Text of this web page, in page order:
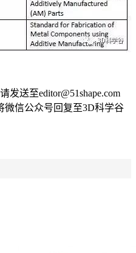
发送至editor@51shape.com
微信公众号回复至3D科学谷